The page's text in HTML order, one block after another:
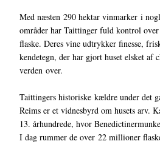
Med næsten 290 hektar vinmarker i
områder har Taittinger fuld kontrol
flaske. Deres vine udtrykker finesse,
kendetegn, der har gjort huset elsket af
verden over.
Taittingers historiske kældre under det
Reims er et vidnesbyrd om husets arv.
13. århundrede, hvor
I dag rummer de over 22 millioner